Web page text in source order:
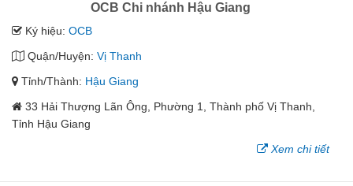
OCB Chi nhánh Hậu Giang
Ký hiệu: OCB
Quận/Huyện: Vị Thanh
Tỉnh/Thành: Hậu Giang
33 Hải Thượng Lãn Ông, Phường 1, Thành phố Vị Thanh,
Tỉnh Hậu Giang
Xem chi tiết